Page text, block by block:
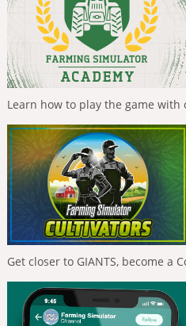
Learn how to play the game
Get closer to GIANTS, become a